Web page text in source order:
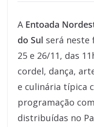
A Entoada
do Sul será neste
25 e 26/11, das
cordel, dança,
e culinária típica
programação
distribuídas no